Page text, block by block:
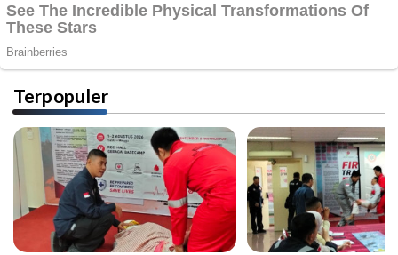
Terpopuler